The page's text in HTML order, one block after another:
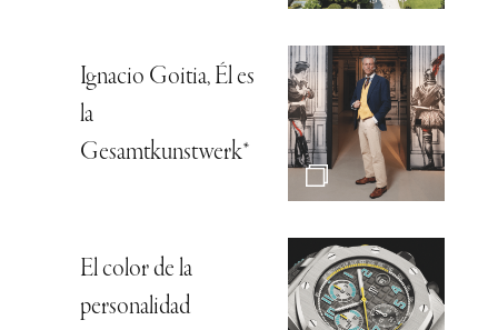
Ignacio Goitia, Él es
la
Gesamtkunstwerk*
El color de la
personalidad